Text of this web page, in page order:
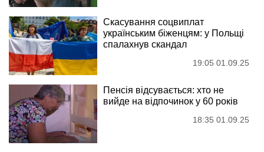
Скасування соцвиплат
українським біженцям: у Польщі
спалахнув скандал
19:05 01.09.25
Пенсія відсувається: хто не
вийде на відпочинок у 60 років
18:35 01.09.25